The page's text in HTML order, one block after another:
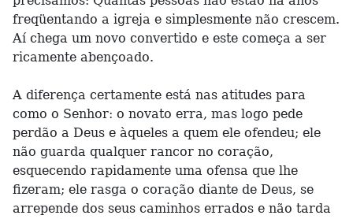
freqüentando a igreja e simplesmente não crescem.
Aí chega um novo convertido e este começa a ser
ricamente abençoado.
A diferença certamente está nas atitudes para
como o Senhor: o novato erra, mas logo pede
perdão a Deus e àqueles a quem ele ofendeu; ele
não guarda qualquer rancor no coração,
esquecendo rapidamente uma ofensa que lhe
fizeram; ele rasga o coração diante de Deus, se
arrepende dos seus caminhos errados e não tarda